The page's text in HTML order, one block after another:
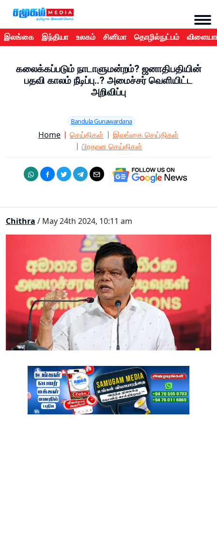
இலங்கை இந்தியா உலகம் சினிமா தொழில்நுட்பம்
கலைக்கப்படும் நாடாளுமன்றம்? ஜனாதிபதியின்
பதவி காலம் நீடிப்பு..? அமைச்சர் வெளியிட்ட
அறிவிப்பு
Bandula Gunawardana
Home செய்திகள்
இலங்கை செய்திகள்
பிரதான செய்திகள்
Chithra / May 24th 2024, 10:11 am